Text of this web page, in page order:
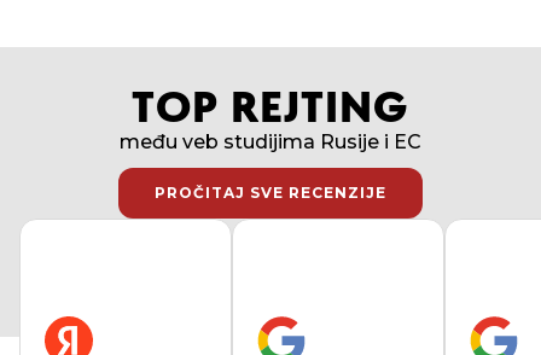
TOP REJTING
među veb studijima Rusije i EC
PROČITAJ SVE RECENZIJE
PROČITAJ SVE RECENZIJE